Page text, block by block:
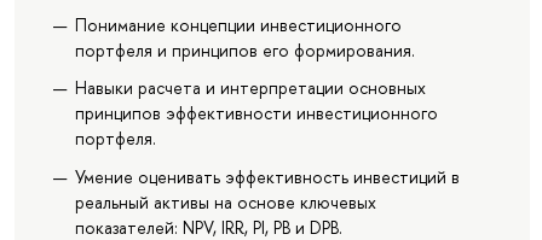
Понимание концепции инвестиционного
портфеля и принципов его формирования.
Навыки расчета и интерпретации основных
принципов эффективности инвестиционного
портфеля.
Умение оценивать эффективность инвестиций в
реальный активы на основе ключевых
показателей: NPV, IRR, PI, PB и DPB.